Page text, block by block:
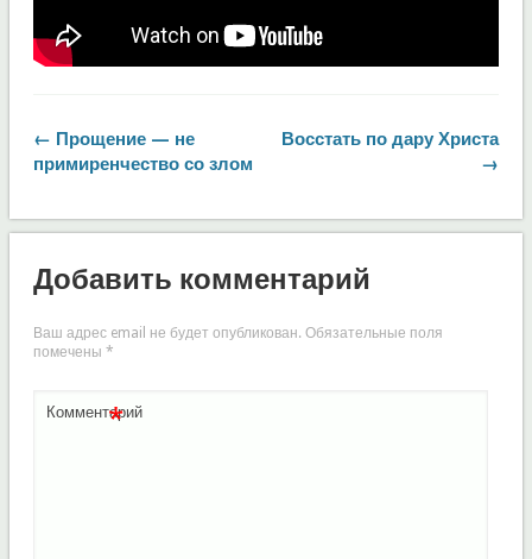
← Прощение — не
примиренчество со злом
Восстать по дару Христа
→
Добавить комментарий
Ваш адрес email не будет опубликован. Обязательные поля
помечены *
Комментарий
*